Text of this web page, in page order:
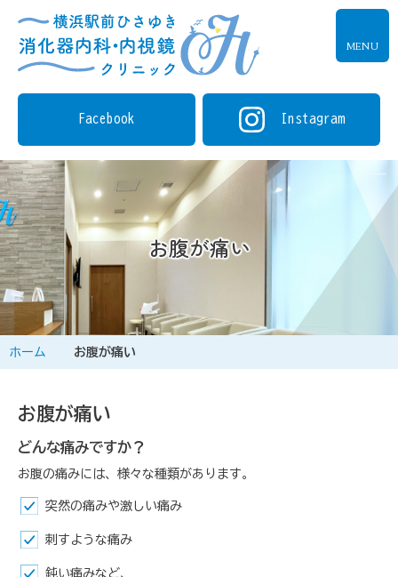
Facebook Instagram
お腹が痛い
ホーム お腹が痛い
お腹が痛い
どんな痛みですか？
お腹の痛みには、様々な種類があります。
突然の痛みや激しい痛み
刺すような痛み
鈍い痛みなど、
MENU